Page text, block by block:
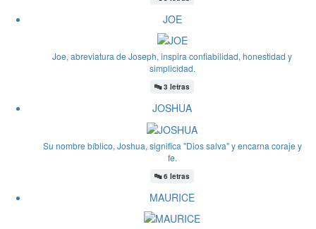
JOE
Joe, abreviatura de Joseph, inspira confiabilidad, honestidad y
simplicidad.
🔤3 letras
JOSHUA
Su nombre bíblico, Joshua, significa "Dios salva" y encarna coraje y
fe.
🔤6 letras
MAURICE